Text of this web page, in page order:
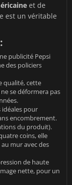
et de
est un véritable
publicité Pepsi
des policiers
qualité, cette
se déformera pas
idéales pour
encombrement.
du produit).
coins, elle
mur avec des
de haute
nette, pour un